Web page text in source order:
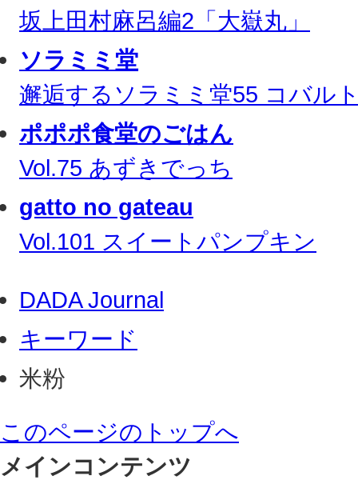
坂上田村麻呂編2「大嶽丸」
ソラミミ堂
邂逅するソラミミ堂55 コバル
ポポポ食堂のごはん
Vol.75 あずきでっち
gatto no gateau
Vol.101 スイートパンプキン
DADA Journal
キーワード
米粉
このページのトップへ
メインコンテンツ